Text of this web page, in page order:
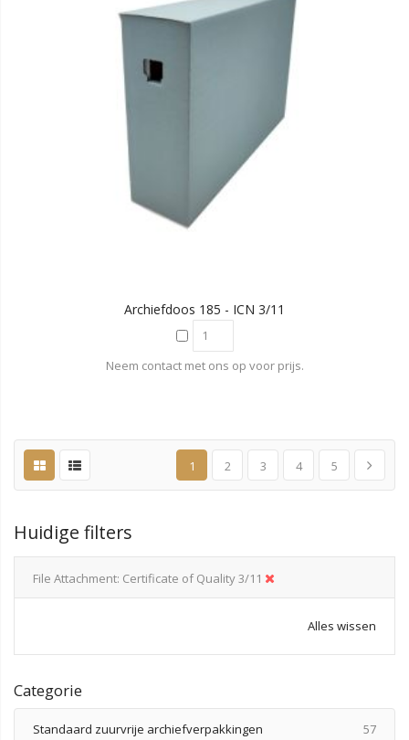
Archiefdoos 185 - ICN 3/11
Neem contact met ons op voor prijs.
1 2 3 4 5
Huidige filters
File Attachment Certificate of Quality 3/11
Alles wissen
Categorie
Standaard zuurvrije archiefverpakkingen 57